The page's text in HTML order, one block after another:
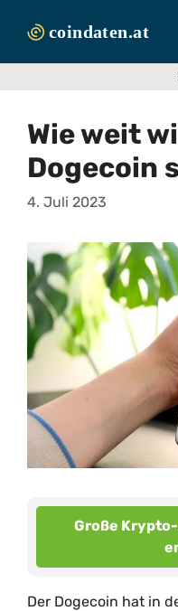
Inhalt
Wie weit
Dogecoin
4. Juli 2023
Große
Der Dogecoin hat in